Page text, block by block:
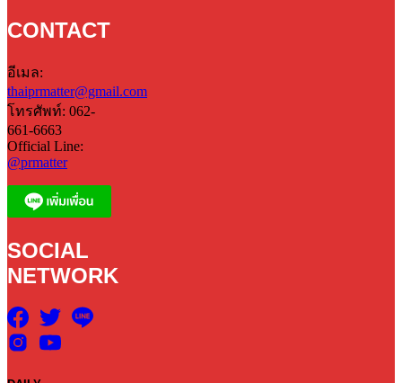
CONTACT
อีเมล:
thaiprmatter@gmail.com
โทรศัพท์: 062-
661-6663
Official Line:
@prmatter
SOCIAL
NETWORK